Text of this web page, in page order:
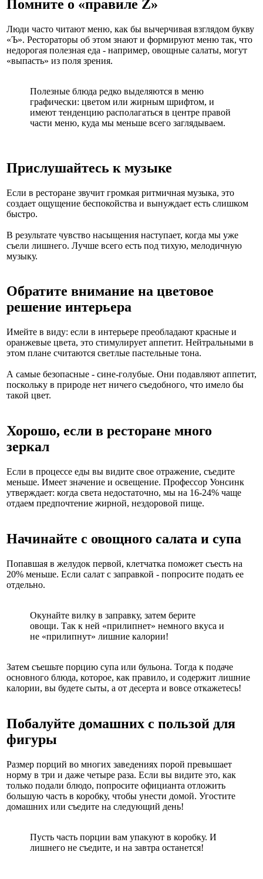
Помните о «правиле Z»
Люди часто читают меню, как бы вычерчивая взглядом букву
«Ъ». Рестораторы об этом знают и формируют меню так, что
недорогая полезная еда - например, овощные салаты, могут
«выпасть» из поля зрения.
Полезные блюда редко выделяются в меню
графически: цветом или жирным шрифтом, и
имеют тенденцию располагаться в центре правой
части меню, куда мы меньше всего заглядываем.
Прислушайтесь к музыке
Если в ресторане звучит громкая ритмичная музыка, это
создает ощущение беспокойства и вынуждает есть слишком
быстро.
В результате чувство насыщения наступает, когда мы уже
съели лишнего. Лучше всего есть под тихую, мелодичную
музыку.
Обратите внимание на цветовое
решение интерьера
Имейте в виду: если в интерьере преобладают красные и
оранжевые цвета, это стимулирует аппетит. Нейтральными в
этом плане считаются светлые пастельные тона.
А самые безопасные - сине-голубые. Они подавляют аппетит,
поскольку в природе нет ничего съедобного, что имело бы
такой цвет.
Хорошо, если в ресторане много
зеркал
Если в процессе еды вы видите свое отражение, съедите
меньше. Имеет значение и освещение. Профессор Уонсинк
утверждает: когда света недостаточно, мы на 16-24% чаще
отдаем предпочтение жирной, нездоровой пище.
Начинайте с овощного салата и супа
Попавшая в желудок первой, клетчатка поможет съесть на
20% меньше. Если салат с заправкой - попросите подать ее
отдельно.
Окунайте вилку в заправку, затем берите
овощи. Так к ней «прилипнет» немного вкуса и
не «прилипнут» лишние калории!
Затем съешьте порцию супа или бульона. Тогда к подаче
основного блюда, которое, как правило, и содержит лишние
калории, вы будете сыты, а от десерта и вовсе откажетесь!
Побалуйте домашних с пользой для
фигуры
Размер порций во многих заведениях порой превышает
норму в три и даже четыре раза. Если вы видите это, как
только подали блюдо, попросите официанта отложить
большую часть в коробку, чтобы унести домой. Угостите
домашних или съедите на следующий день!
Пусть часть порции вам упакуют в коробку. И
лишнего не съедите, и на завтра останется!